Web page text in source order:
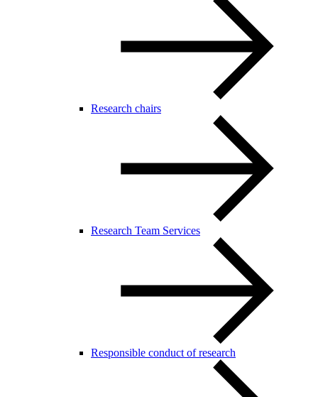
Research chairs
Research Team Services
Responsible conduct of research